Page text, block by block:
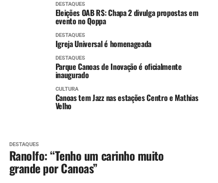
DESTAQUES
Eleições OAB RS: Chapa 2 divulga propostas em
evento no Qoppa
DESTAQUES
Igreja Universal é homenageada
DESTAQUES
Parque Canoas de Inovação é oficialmente
inaugurado
CULTURA
Canoas tem Jazz nas estações Centro e Mathias
Velho
DESTAQUES
Ranolfo: “Tenho um carinho muito
grande por Canoas”